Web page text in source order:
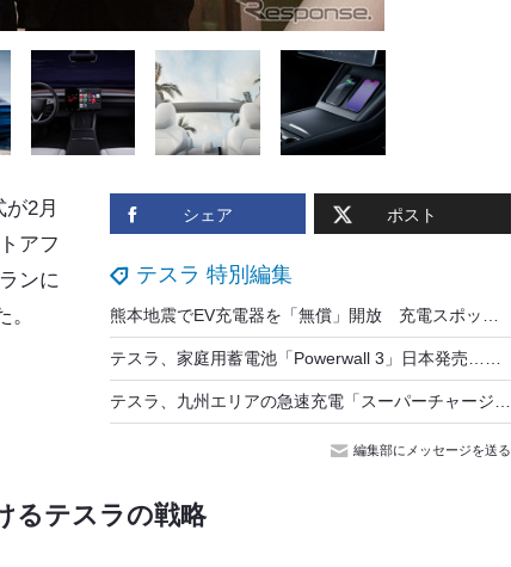
シェア ポスト
テスラ 特別編集
編集部にメッセージを送る
が2月
アフ
ンに
。
るテスラの戦略